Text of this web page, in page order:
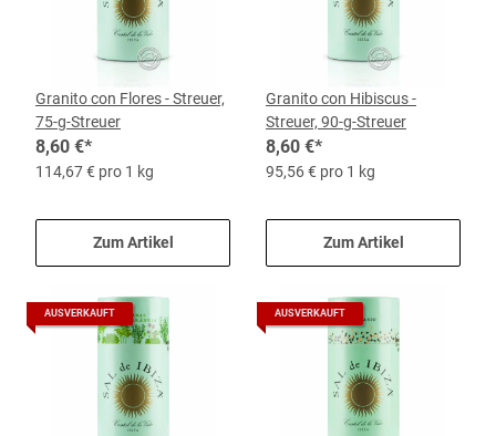
Granito con Flores - Streuer,
75-g-Streuer
8,60 €*
114,67 € pro 1 kg
Zum Artikel
Granito con Hibiscus -
Streuer, 90-g-Streuer
8,60 €*
95,56 € pro 1 kg
Zum Artikel
AUSVERKAUFT AUSVERKAUFT